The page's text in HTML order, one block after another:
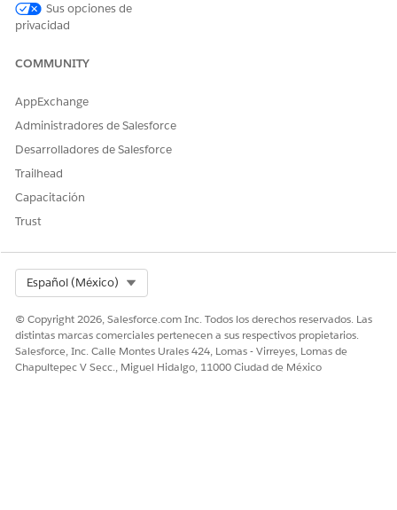
Sus opciones de
privacidad
COMMUNITY
AppExchange
Administradores de Salesforce
Desarrolladores de Salesforce
Trailhead
Capacitación
Trust
Español (México)
© Copyright 2026, Salesforce.com Inc. Todos los derechos reservados. Las
distintas marcas comerciales pertenecen a sus respectivos propietarios.
Salesforce, Inc. Calle Montes Urales 424, Lomas - Virreyes, Lomas de
Chapultepec V Secc., Miguel Hidalgo, 11000 Ciudad de México